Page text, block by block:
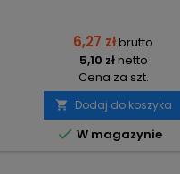
6,27 złbrutto
5,10 złnetto
Cena za szt.
 Dodaj do koszyka
 W magazynie